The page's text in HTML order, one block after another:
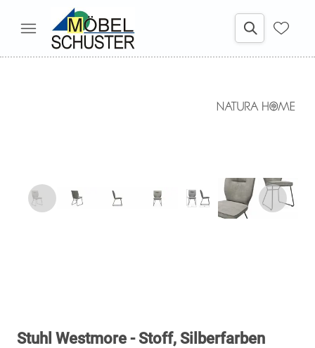
Stuhl Westmore - Stoff, Silberfarben